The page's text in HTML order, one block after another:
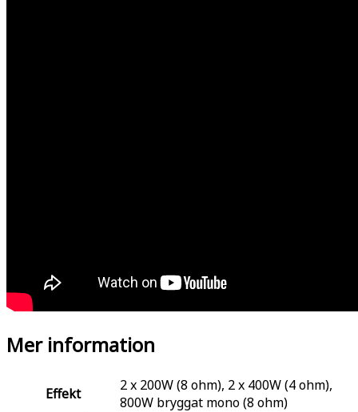
Mer information
Effekt
2 x 200W (8 ohm), 2 x 400W (4 ohm),
800W bryggat mono (8 ohm)